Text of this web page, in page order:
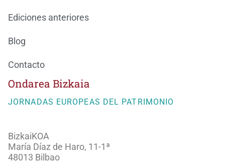
Ondarea Bizkaia
JORNADAS EUROPEAS DEL PATRIMONIO
BizkaiKOA
María Díaz de Haro, 11-1ª
48013 Bilbao
Ediciones anteriores
Blog
Contacto